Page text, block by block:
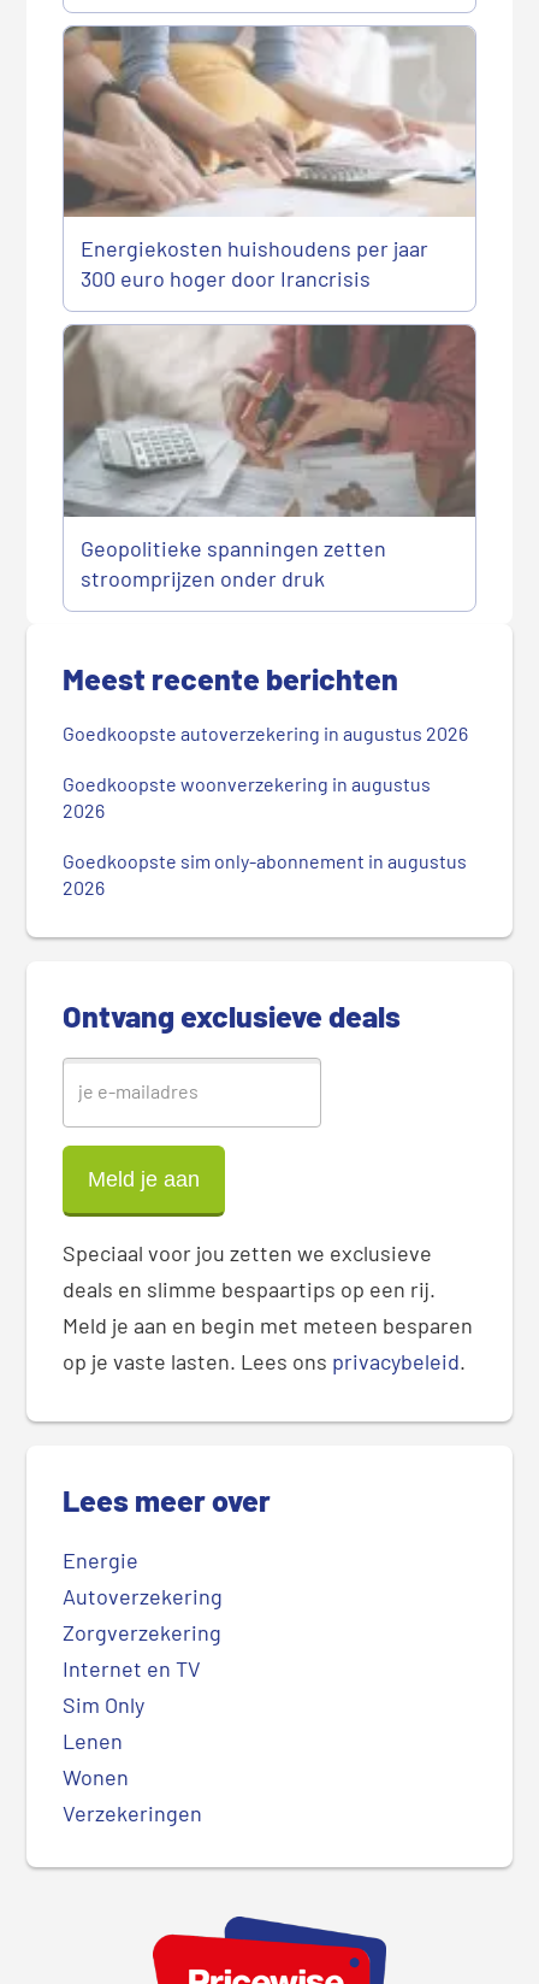
Energiekosten huishoudens per jaar
300 euro hoger door Irancrisis
Geopolitieke spanningen zetten
stroomprijzen onder druk
d
Meest recente berichten
Goedkoopste autoverzekering in augustus 2026
Goedkoopste woonverzekering in augustus
2026
Goedkoopste sim only-abonnement in augustus
2026
Ontvang exclusieve deals
Speciaal voor jou zetten we exclusieve
deals en slimme bespaartips op een rij.
Meld je aan en begin met meteen besparen
op je vaste lasten. Lees ons privacybeleid.
Lees meer over
Energie
Autoverzekering
Zorgverzekering
Internet en TV
Sim Only
Lenen
Wonen
Verzekeringen